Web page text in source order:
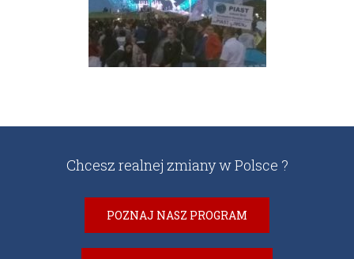
Chcesz realnej zmiany w Polsce ?
POZNAJ NASZ PROGRAM